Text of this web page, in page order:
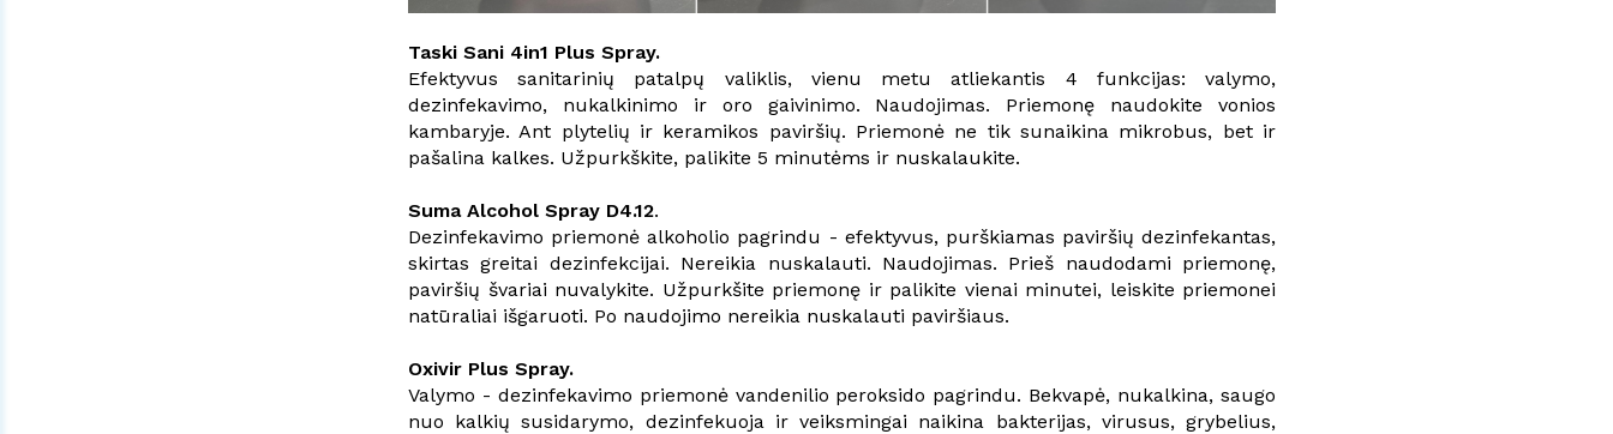
Taski Sani 4in1 Plus Spray.
Efektyvus sanitarinių patalpų valiklis, vienu metu atliekantis 4 funkcijas: valymo,
dezinfekavimo, nukalkinimo ir oro gaivinimo. Naudojimas. Priemonę naudokite vonios
kambaryje. Ant plytelių ir keramikos paviršių. Priemonė ne tik sunaikina mikrobus, bet ir
pašalina kalkes. Užpurkškite, palikite 5 minutėms ir nuskalaukite.
Suma Alcohol Spray D4.12.
Dezinfekavimo priemonė alkoholio pagrindu - efektyvus, purškiamas paviršių dezinfekantas,
skirtas greitai dezinfekcijai. Nereikia nuskalauti. Naudojimas. Prieš naudodami priemonę,
paviršių švariai nuvalykite. Užpurkšite priemonę ir palikite vienai minutei, leiskite priemonei
natūraliai išgaruoti. Po naudojimo nereikia nuskalauti paviršiaus.
Oxivir Plus Spray.
Valymo - dezinfekavimo priemonė vandenilio peroksido pagrindu. Bekvapė, nukalkina, saugo
nuo kalkių susidarymo, dezinfekuoja ir veiksmingai naikina bakterijas, virusus, grybelius,